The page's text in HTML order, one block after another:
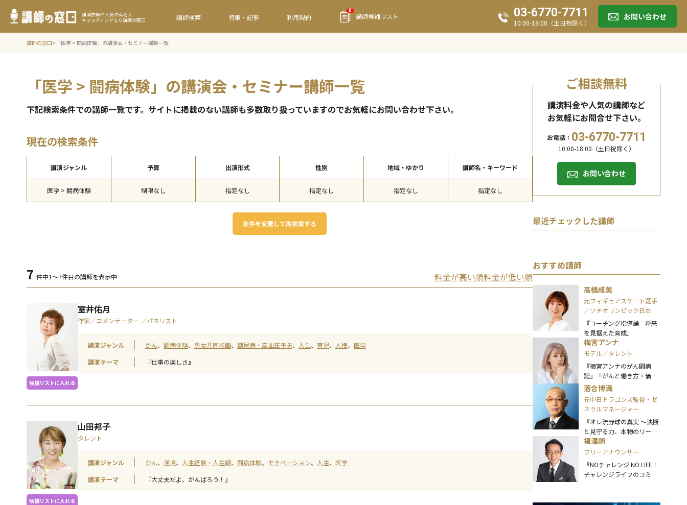
講演依頼や人気の有名人
キャスティングなら講師の窓口 講師検索 特集・記事 利用規約
0
講師候補リスト 03-6770-7711
10:00-18:00（土日祝除く）
お問い合わせ
講師の窓口> 「医学 > 闘病体験」の講演会・セミナー講師一覧
「医学 > 闘病体験」の講演会・セミナー講師一覧
下記検索条件での講師⼀覧です。サイトに掲載のない講師も多数取り扱っていますのでお気軽にお問い合わせ下さい。
現在の検索条件
講演ジャンル
医学 > 闘病体験
予算
制限なし
出演形式
指定なし
性別
指定なし
地域・ゆかり
指定なし
講師名・キーワード
指定なし
条件を変更して再検索する
7 件中1～7件目の講師を表示中 料金が高い順料金が低い順
候補リストに入れる
室井佑月
作家／コメンテーター ／パネリスト
講演ジャンル がん 闘病体験 男女共同参画 糖尿病・高血圧予防 人生 育児 人権
医学
講演テーマ
『仕事の楽しさ』
候補リストに入れる
山田邦子
タレント
講演ジャンル がん 逆境 人生経験・人生観 闘病体験 モチベーション 人生
医学
講演テーマ
『大丈夫だよ、がんばろう！』
ご相談無料
講演料金や人気の講師など
お気軽にお問合せ下さい。
お電話： 03-6770-7711
10:00-18:00（土日祝除く）
お問い合わせ
最近チェックした講師
おすすめ講師
高橋成美
元フィギュアスケート選手
／ソチオリンピック日本代
表／JOC評議員／JOCアス
リート委員／日本オリンピ
アンズ協会(OAJ)理事
『コーチング指導論 将来
を見据えた育成』
梅宮アンナ
モデル／タレント
『梅宮アンナのがん闘病
記』『がんと働き方・価値
観の変化』
落合博満
元中日ドラゴンズ監督・ゼ
ネラルマネージャー
『オレ流野球の真実 ～決断
と見守る力、本物のリーダ
ーとは～』 など
福澤朗
フリーアナウンサー
『NOチャレンジ NO LIFE！
チャレンジライフのコミュ